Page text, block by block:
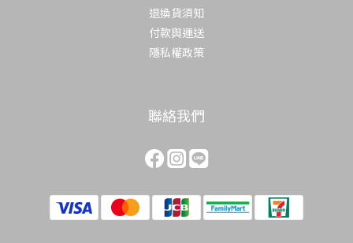
退換貨須知
付款與運送
隱私權政策
聯絡我們